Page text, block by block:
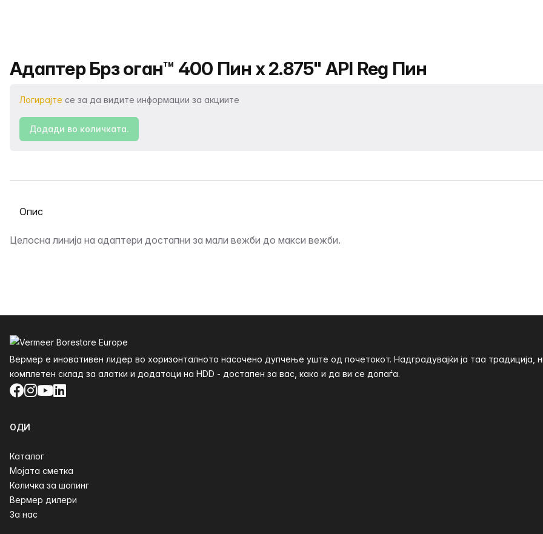
Име на производот
Адаптер Брз оган™ 400 Пин x 2.875" API Reg Пин
Логирајте се за да видите информации за акциите
Додади во количката.
Изберете таб
Опис
Целосна линија на адаптери достапни за мали вежби до макси вежби.
Вермер е иновативен лидер во хоризонталното насочено дупчење уште од почетокот. Надградувајќи ја таа традиција,
комплетен склад за алатки и додатоци на HDD - достапен за вас, како и да ви се допаѓа.
Facebook
Instagram
YouTube
LinkedIn
ОДИ
Каталог
Мојата сметка
Количка за шопинг
Вермер дилери
За нас